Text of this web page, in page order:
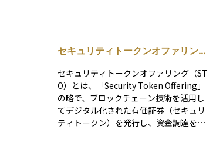
セキュリティトークンオファリング
セキュリティトークンオファリング（ST
O）とは、「Security Token Offering」
の略で、ブロックチェーン技術を活用し
てデジタル化された有価証券（セキュリ
ティトークン）を発行し、資金調達を行